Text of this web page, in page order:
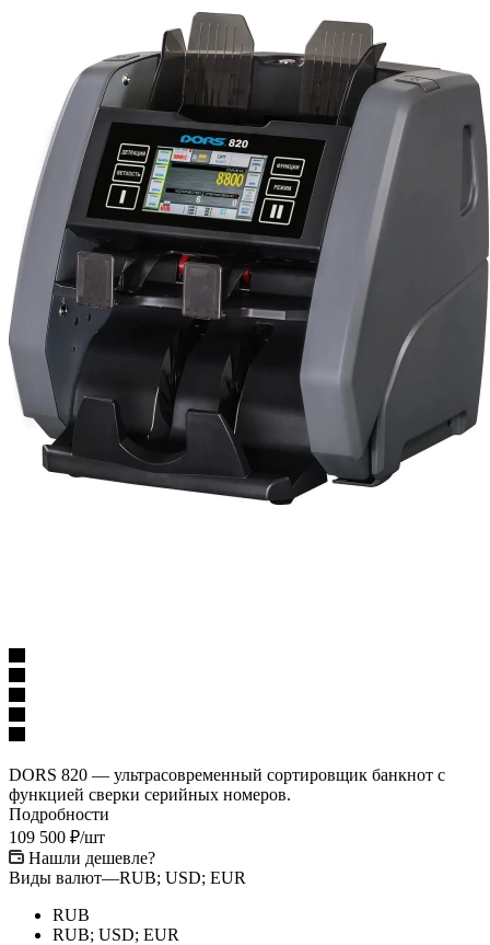
DORS 820 — ультрасовременный сортировщик банкнот с
функцией сверки серийных номеров.
Подробности
109 500 ₽/шт
Нашли дешевле?
Виды валют—RUB; USD; EUR
RUB
RUB; USD; EUR